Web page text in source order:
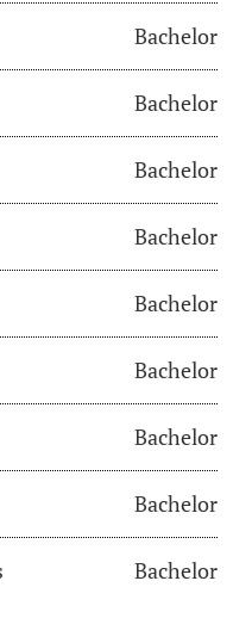
Bachelor
Bachelor
Bachelor
Bachelor
Bachelor
Bachelor
Bachelor
Bachelor
Bachelor